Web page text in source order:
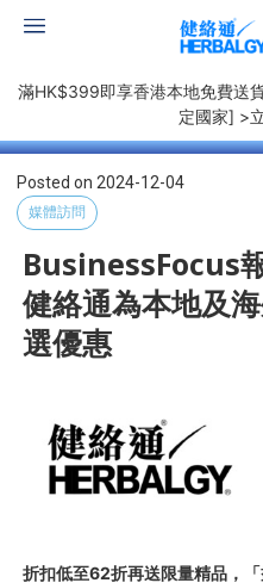
滿HK$399即享香港本地免費送
定國家] >
Posted on 2024-12-04
媒體訪問
BusinessFocus
健絡通為本地及
選優惠
折扣低至62折再送限量精品，